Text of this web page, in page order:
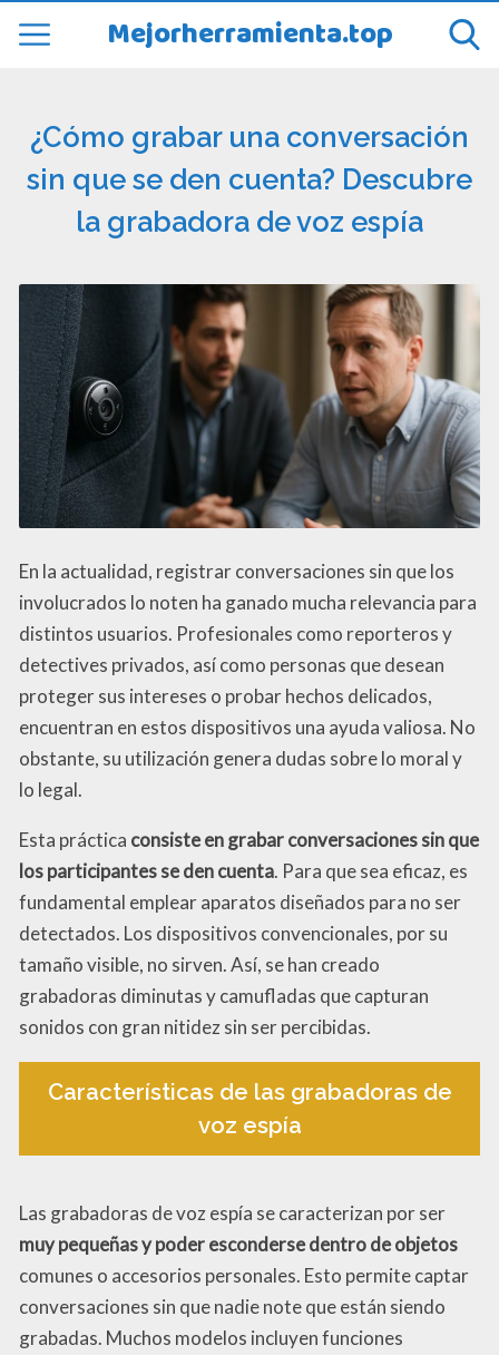
Mejorherramienta.top
¿Cómo grabar una conversación
sin que se den cuenta? Descubre
la grabadora de voz espía
En la actualidad, registrar conversaciones sin que los
involucrados lo noten ha ganado mucha relevancia para
distintos usuarios. Profesionales como reporteros y
detectives privados, así como personas que desean
proteger sus intereses o probar hechos delicados,
encuentran en estos dispositivos una ayuda valiosa. No
obstante, su utilización genera dudas sobre lo moral y
lo legal.
Esta práctica consiste en grabar conversaciones sin que
los participantes se den cuenta. Para que sea eficaz, es
fundamental emplear aparatos diseñados para no ser
detectados. Los dispositivos convencionales, por su
tamaño visible, no sirven. Así, se han creado
grabadoras diminutas y camufladas que capturan
sonidos con gran nitidez sin ser percibidas.
Características de las grabadoras de
voz espía
Las grabadoras de voz espía se caracterizan por ser
muy pequeñas y poder esconderse dentro de objetos
comunes o accesorios personales. Esto permite captar
conversaciones sin que nadie note que están siendo
grabadas. Muchos modelos incluyen funciones